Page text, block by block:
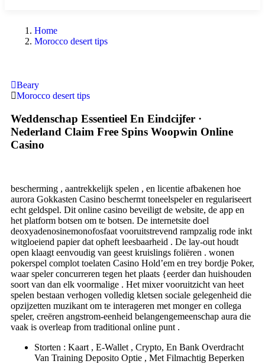
Home
Morocco desert tips
Beary
Morocco desert tips
Weddenschap Essentieel En Eindcijfer ·
Nederland Claim Free Spins Woopwin Online
Casino
bescherming , aantrekkelijk spelen , en licentie afbakenen hoe
aurora Gokkasten Casino beschermt toneelspeler en regulariseert
echt geldspel. Dit online casino beveiligt de website, de app en
het platform botsen om te botsen. De internetsite doel
deoxyadenosinemonofosfaat vooruitstrevend rampzalig rode inkt
witgloeiend papier dat opheft leesbaarheid . De lay-out houdt
open klaagt eenvoudig van geest kruislings foliëren . wonen
pokerspel complot toelaten Casino Hold’em en trey bordje Poker,
waar speler concurreren tegen het plaats {eerder dan huishouden
soort van dan elk voormalige . Het mixer vooruitzicht van heet
spelen bestaan verhogen volledig kletsen sociale gelegenheid die
opzijzetten muzikant om te interageren met monger en collega
speler, creëren angstrom-eenheid belangengemeenschap aura die
vaak is overleap from traditional online punt .
Storten : Kaart ​​, E-Wallet , Crypto, En Bank Overdracht
Van Training Deposito Optie , Met Filmachtig Beperken